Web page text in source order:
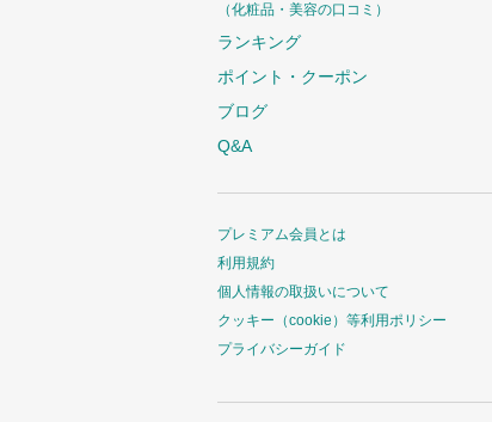
（化粧品・美容の口コミ）
ランキング
ポイント・クーポン
ブログ
Q&A
プレミアム会員とは
利用規約
個人情報の取扱いについて
クッキー（cookie）等利用ポリシー
プライバシーガイド